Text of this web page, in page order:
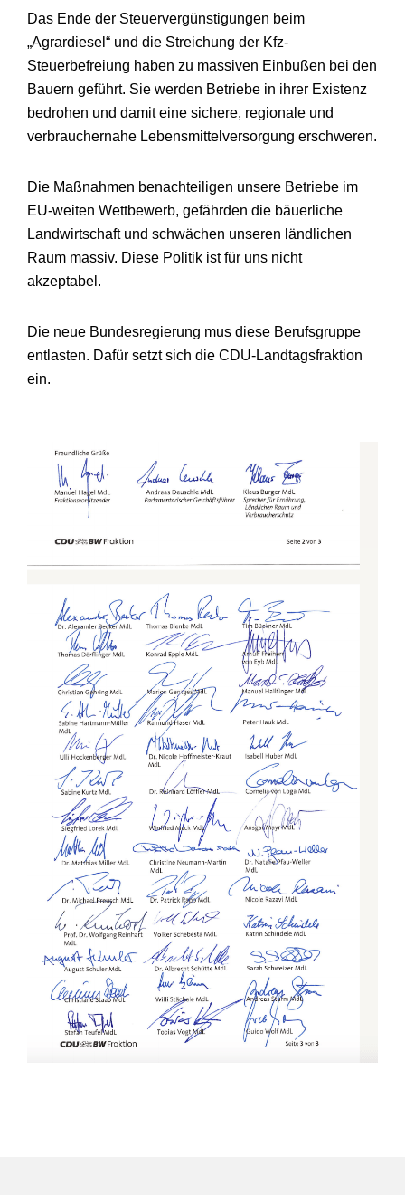
Das Ende der Steuervergünstigungen beim
„Agrardiesel“ und die Streichung der Kfz-
Steuerbefreiung haben zu massiven Einbußen bei den
Bauern geführt. Sie werden Betriebe in ihrer Existenz
bedrohen und damit eine sichere, regionale und
verbrauchernahe Lebensmittelversorgung erschweren.
Die Maßnahmen benachteiligen unsere Betriebe im
EU-weiten Wettbewerb, gefährden die bäuerliche
Landwirtschaft und schwächen unseren ländlichen
Raum massiv. Diese Politik ist für uns nicht
akzeptabel.
Die neue Bundesregierung mus diese Berufsgruppe
entlasten. Dafür setzt sich die CDU-Landtagsfraktion
ein.